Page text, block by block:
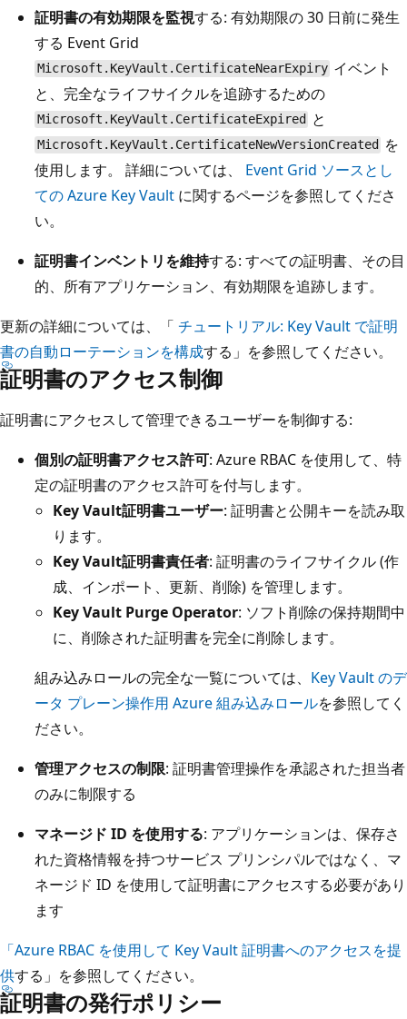
証明書の有効期限を監視する: 有効期限の 30 日前に発生
する Event Grid
Microsoft.KeyVault.CertificateNearExpiry イベント
と、完全なライフサイクルを追跡するための
Microsoft.KeyVault.CertificateExpired と
Microsoft.KeyVault.CertificateNewVersionCreated
を
使用します。 詳細については、 Event Grid ソースとし
ての Azure Key Vault に関するページを参照してくださ
い。
証明書インベントリを維持する: すべての証明書、その目
的、所有アプリケーション、有効期限を追跡します。
更新の詳細については、「 チュートリアル: Key Vault で証明
書の自動ローテーションを構成する」を参照してください。
証明書のアクセス制御
証明書にアクセスして管理できるユーザーを制御する:
個別の証明書アクセス許可: Azure RBAC を使用して、特
定の証明書のアクセス許可を付与します。
Key Vault証明書ユーザー: 証明書と公開キーを読み取
ります。
Key Vault証明書責任者: 証明書のライフサイクル (作
成、インポート、更新、削除) を管理します。
Key Vault Purge Operator: ソフト削除の保持期間中
に、削除された証明書を完全に削除します。
組み込みロールの完全な一覧については、 Key Vault のデ
ータ プレーン操作用 Azure 組み込みロールを参照してく
ださい。
管理アクセスの制限: 証明書管理操作を承認された担当者
のみに制限する
マネージド ID を使用する: アプリケーションは、保存さ
れた資格情報を持つサービス プリンシパルではなく、マ
ネージド ID を使用して証明書にアクセスする必要があり
ます
「Azure RBAC を使用して Key Vault 証明書へのアクセスを提
供する」を参照してください。
証明書の発行ポリシー